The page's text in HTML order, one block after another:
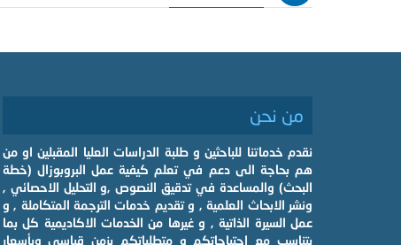
من نحن
نقدم خدماتنا للباحثين و طلبة الدراسات العليا المقبلين او من
هم بحاجة الى دعم في تعلم كيفية عمل البروبوزال (خطة
البحث) والمساعدة في تدقيق النصوص ,و التحليل الاحصائي ,
ونشر الابحاث العلمية , و تقديم خدمات الترجمة المتكاملة , و
عمل السيرة الذاتية , و غيرها من الخدمات الاكاديمية كل بما
يتناسب مع احتياجاتكم و متطلباتكم بزمن قياسي وبأسعار